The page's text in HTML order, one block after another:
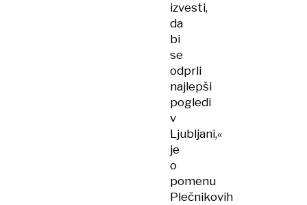
izvesti,
da
bi
se
odprli
najlepši
pogledi
v
Ljubljani,«
je
o
pomenu
Plečnikovih